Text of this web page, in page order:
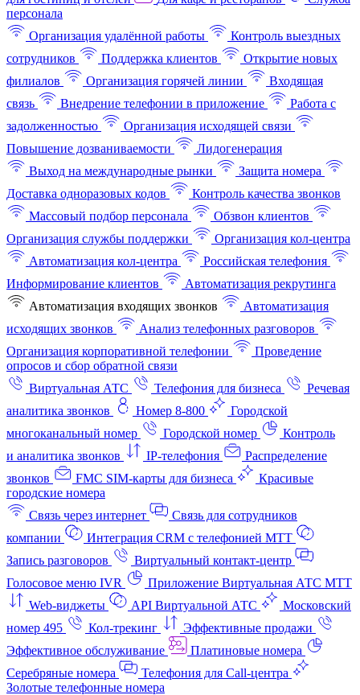
персонала
Организация удалённой работы
Контроль выездных
сотрудников
Поддержка клиентов
Открытие новых
филиалов
Организация горячей линии
Входящая
связь
Внедрение телефонии в приложение
Работа с
задолженностью
Организация исходящей связи
Повышение дозваниваемости
Лидогенерация
Выход на международные рынки
Защита номера
Доставка одноразовых кодов
Контроль качества звонков
Массовый подбор персонала
Обзвон клиентов
Организация службы поддержки
Организация кол-центра
Автоматизация кол-центра
Российская телефония
Информирование клиентов
Автоматизация рекрутинга
Автоматизация входящих звонков
Автоматизация
исходящих звонков
Анализ телефонных разговоров
Организация корпоративной телефонии
Проведение
опросов и сбор обратной связи
Виртуальная АТС
Телефония для бизнеса
Речевая
аналитика звонков
Номер 8-800
Городской
многоканальный номер
Городской номер
Контроль
и аналитика звонков
IP-телефония
Распределение
звонков
FMC SIM-карты для бизнеса
Красивые
городские номера
Связь через интернет
Связь для сотрудников
компании
Интеграция CRM с телефонией МТТ
Запись разговоров
Виртуальный контакт‑центр
Голосовое меню IVR
Приложение Виртуальная АТС МТТ
Web-виджеты
API Виртуальной АТС
Московский
номер 495
Кол-трекинг
Эффективные продажи
Эффективное обслуживание
Платиновые номера
Серебряные номера
Телефония для Call-центра
Золотые телефонные номера